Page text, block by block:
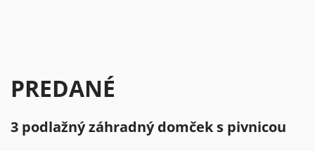
PREDANÉ
3 podlažný záhradný domček s pivnicou